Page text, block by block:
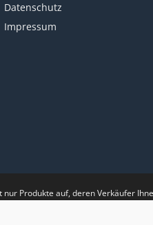
Datenschutz
Impressum
Produkte auf, deren Verkäufer